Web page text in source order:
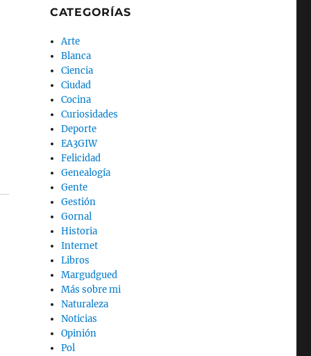
CATEGORÍAS
Arte
Blanca
Ciencia
Ciudad
Cocina
Curiosidades
Deporte
EA3GIW
Felicidad
Genealogía
Gente
Gestión
Gornal
Historia
Internet
Libros
Margudgued
Más sobre mi
Naturaleza
Noticias
Opinión
Pol